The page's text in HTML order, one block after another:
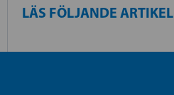
LÄS FÖLJANDE ARTIKEL